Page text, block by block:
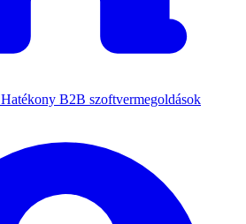
Hatékony B2B szoftvermegoldások